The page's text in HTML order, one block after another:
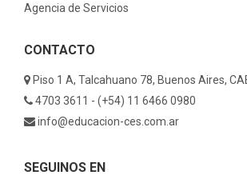
Agencia de Servicios
CONTACTO
Piso 1 A, Talcahuano 78, Buenos Aires,
4703 3611 - (+54) 11 6466 0980
info@educacion-ces.com.ar
SEGUINOS EN